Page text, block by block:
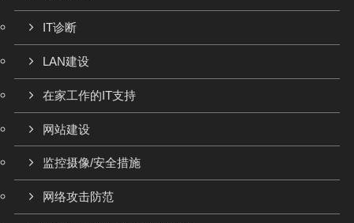
IT诊断
LAN建设
在家工作的IT支持
网站建设
监控摄像/安全措施
网络攻击防范